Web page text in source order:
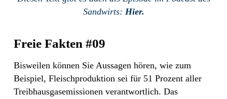
Sandwirts: Hier.
Freie Fakten #09
Bisweilen können Sie Aussagen hören, wie zum
Beispiel, Fleischproduktion sei für 51 Prozent aller
Treibhausgasemissionen verantwortlich. Das